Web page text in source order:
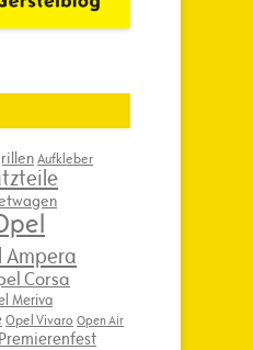
Aufkleber
Ampera
Corsa
Meriva
Opel Vivaro Open Air
Premierenfest